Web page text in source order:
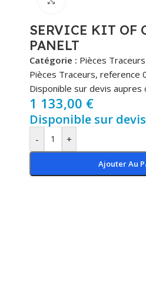
SERVICE KIT OF
PANELT
Catégorie : Pièces Traceurs
Pièces Traceurs, reference
Disponible sur devis aupres
1 133,00 €
Disponible sur
- +
Ajouter Au